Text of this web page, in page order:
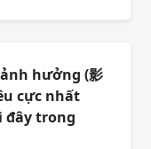
hưởng (影
cực nhất
đây trong